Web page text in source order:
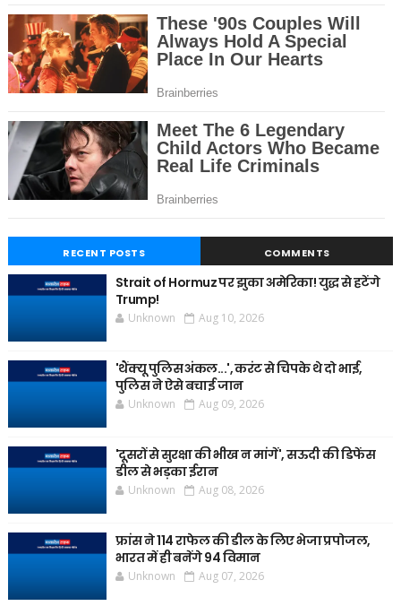
RECENT POSTS COMMENTS
Strait of Hormuz पर झुका अमेरिका! युद्ध से हटेंगे
Trump!
Unknown Aug 10, 2026
'थैंक्यू पुलिस अंकल...', करंट से चिपके थे दो भाई,
पुलिस ने ऐसे बचाई जान
Unknown Aug 09, 2026
'दूसरों से सुरक्षा की भीख न मांगें', सऊदी की डिफेंस
डील से भड़का ईरान
Unknown Aug 08, 2026
फ्रांस ने 114 राफेल की डील के लिए भेजा प्रपोजल,
भारत में ही बनेंगे 94 विमान
Unknown Aug 07, 2026